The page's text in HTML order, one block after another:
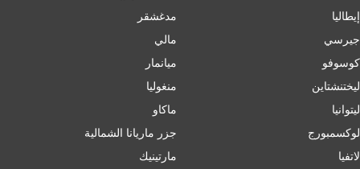
إﯾﻄﺎﻟﯿﺎ
جيرسي
كوسوفو
ليختنشتاين
ليتوانيا
لوكسمبورج
لاتفيا
مدغشقر
مالي
ميانمار
منغوليا
ماكاو
جزر ماريانا الشمالية
مارتينيك